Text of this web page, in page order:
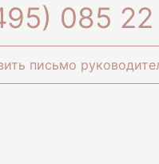
085 22
письмо